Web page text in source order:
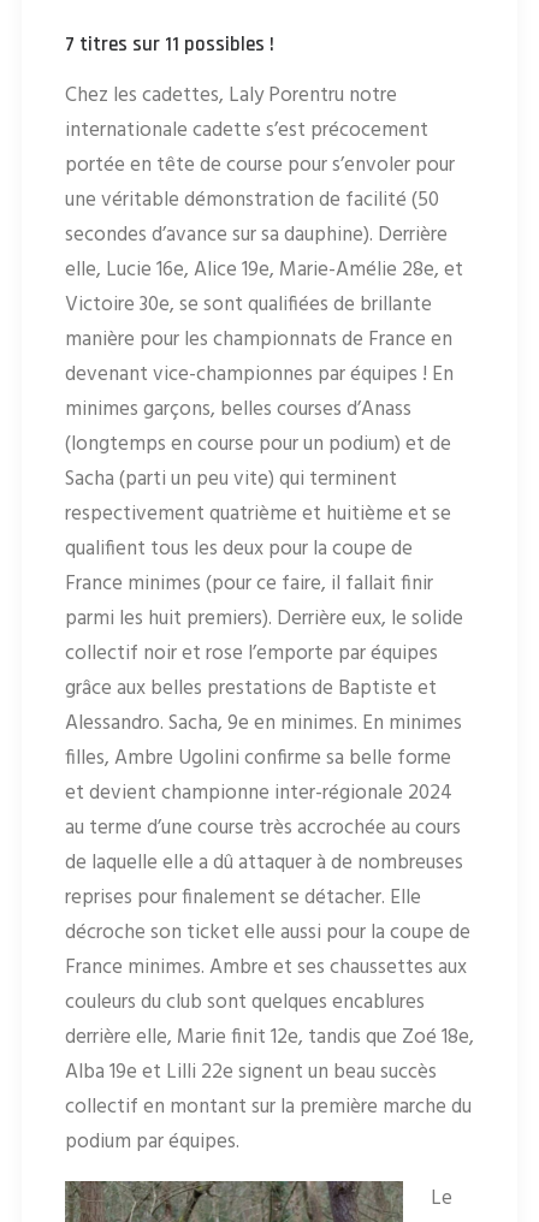
7 titres sur 11 possibles !
Chez les cadettes, Laly Porentru notre
internationale cadette s’est précocement
portée en tête de course pour s’envoler pour
une véritable démonstration de facilité (50
secondes d’avance sur sa dauphine). Derrière
elle, Lucie 16e, Alice 19e, Marie-Amélie 28e, et
Victoire 30e, se sont qualifiées de brillante
manière pour les championnats de France en
devenant vice-championnes par équipes ! En
minimes garçons, belles courses d’Anass
(longtemps en course pour un podium) et de
Sacha (parti un peu vite) qui terminent
respectivement quatrième et huitième et se
qualifient tous les deux pour la coupe de
France minimes (pour ce faire, il fallait finir
parmi les huit premiers). Derrière eux, le solide
collectif noir et rose l’emporte par équipes
grâce aux belles prestations de Baptiste et
Alessandro. Sacha, 9e en minimes. En minimes
filles, Ambre Ugolini confirme sa belle forme
et devient championne inter-régionale 2024
au terme d’une course très accrochée au cours
de laquelle elle a dû attaquer à de nombreuses
reprises pour finalement se détacher. Elle
décroche son ticket elle aussi pour la coupe de
France minimes. Ambre et ses chaussettes aux
couleurs du club sont quelques encablures
derrière elle, Marie finit 12e, tandis que Zoé 18e,
Alba 19e et Lilli 22e signent un beau succès
collectif en montant sur la première marche du
podium par équipes.
Le